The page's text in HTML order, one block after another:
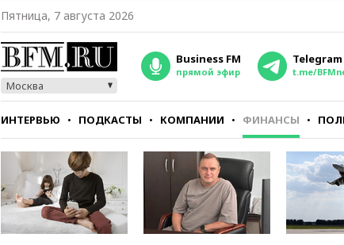
Пятница, 7 августа 2026
Москва
Business FM
прямой эфир
Telegram
t.me/
ИНТЕРВЬЮ ПОДКАСТЫ КОМПАНИИ ФИНАНСЫ
СТИЛЬ ТЕСТЫ